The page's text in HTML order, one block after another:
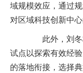
域规模效应，通过
对区域科技创新中
此外，刘冬
试点以探索有效经
的落地衔接，选择